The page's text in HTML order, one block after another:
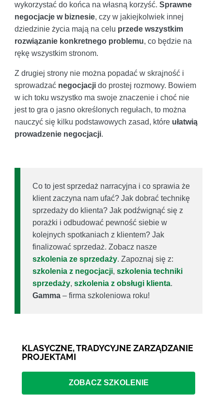
wykorzystać do końca na własną korzyść. Sprawne
negocjacje w biznesie, czy w jakiejkolwiek innej
dziedzinie życia mają na celu przede wszystkim
rozwiązanie konkretnego problemu, co będzie na
rękę wszystkim stronom.
Z drugiej strony nie można popadać w skrajność i
sprowadzać negocjacji do prostej rozmowy. Bowiem
w ich toku wszystko ma swoje znaczenie i choć nie
jest to gra o jasno określonych regułach, to można
nauczyć się kilku podstawowych zasad, które ułatwią
prowadzenie negocjacji.
Co to jest sprzedaż narracyjna i co sprawia że
klient zaczyna nam ufać? Jak dobrać technikę
sprzedaży do klienta? Jak podźwignąć się z
porażki i odbudować pewność siebie w
kolejnych spotkaniach z klientem? Jak
finalizować sprzedaż. Zobacz nasze
szkolenia ze sprzedaży. Zapoznaj się z:
szkolenia z negocjacji, szkolenia techniki
sprzedaży, szkolenia z obsługi klienta.
Gamma – firma szkoleniowa roku!
KLASYCZNE, TRADYCYJNE ZARZĄDZANIE
PROJEKTAMI
ZOBACZ SZKOLENIE